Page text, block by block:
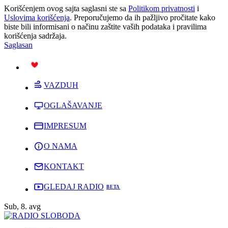
Korišćenjem ovog sajta saglasni ste sa Politikom privatnosti i
Uslovima korišćenja. Preporučujemo da ih pažljivo pročitate kako
biste bili informisani o načinu zaštite vaših podataka i pravilima
korišćenja sadržaja.
Saglasan
VAZDUH
OGLAŠAVANJE
IMPRESUM
O NAMA
KONTAKT
GLEDAJ RADIO
Sub, 8. avg